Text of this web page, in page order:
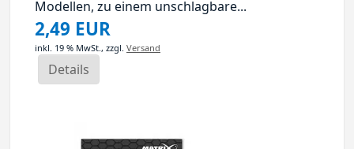
Modellen, zu einem unschlagbare...
2,49 EUR
inkl. 19 % MwSt., zzgl. Versand
Details